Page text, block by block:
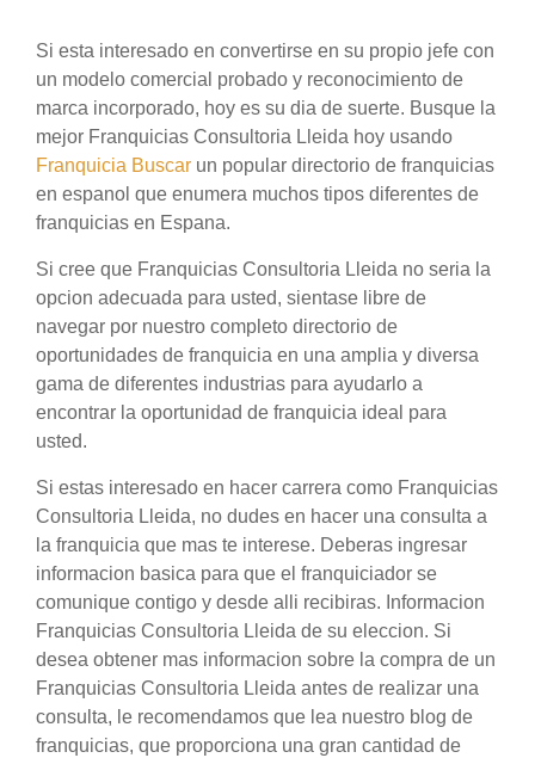
Si esta interesado en convertirse en su propio jefe con
un modelo comercial probado y reconocimiento de
marca incorporado, hoy es su dia de suerte. Busque la
mejor Franquicias Consultoria Lleida hoy usando
Franquicia Buscar un popular directorio de franquicias
en espanol que enumera muchos tipos diferentes de
franquicias en Espana.
Si cree que Franquicias Consultoria Lleida no seria la
opcion adecuada para usted, sientase libre de
navegar por nuestro completo directorio de
oportunidades de franquicia en una amplia y diversa
gama de diferentes industrias para ayudarlo a
encontrar la oportunidad de franquicia ideal para
usted.
Si estas interesado en hacer carrera como Franquicias
Consultoria Lleida, no dudes en hacer una consulta a
la franquicia que mas te interese. Deberas ingresar
informacion basica para que el franquiciador se
comunique contigo y desde alli recibiras. Informacion
Franquicias Consultoria Lleida de su eleccion. Si
desea obtener mas informacion sobre la compra de un
Franquicias Consultoria Lleida antes de realizar una
consulta, le recomendamos que lea nuestro blog de
franquicias, que proporciona una gran cantidad de